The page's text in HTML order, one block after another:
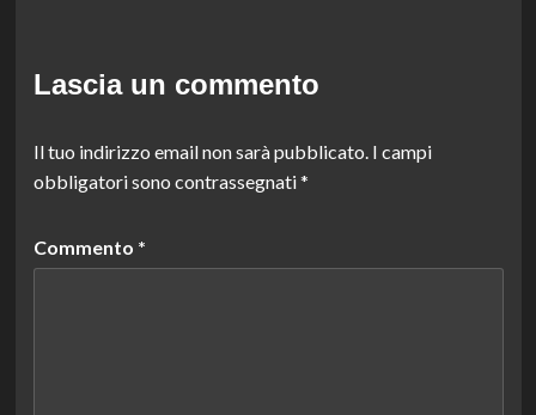
Lascia un commento
Il tuo indirizzo email non sarà pubblicato. I campi
obbligatori sono contrassegnati*
Commento *